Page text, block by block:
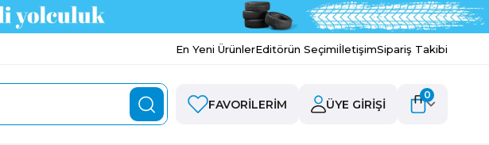
En Yeni ÜrünlerEditörün SeçimiİletişimSipariş Takibi
FAVORILERIM ÜYE GIRIŞI
0